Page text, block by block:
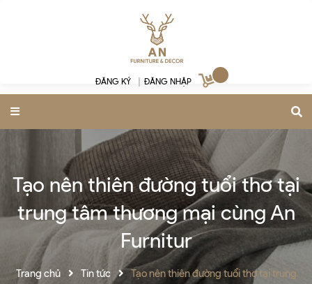
ĐĂNG KÝ ĐĂNG NHẬP
Tạo nên thiên đường tuổi thơ tại
trung tâm thương mại cùng An
Furnitur
Trang chủ Tin tức
Tạo nên thiên đường tuổi thơ tại trung